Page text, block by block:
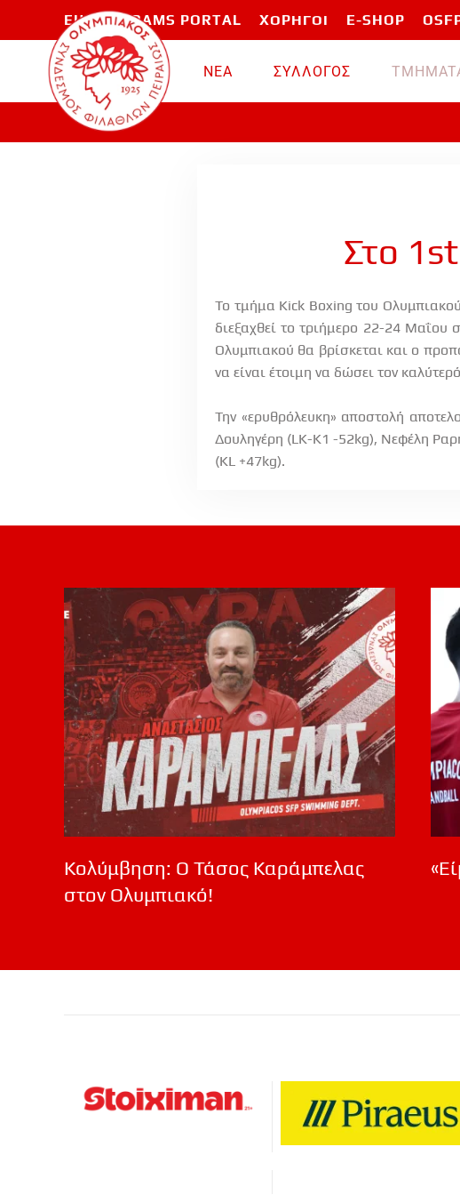
Skip to main content
EU PROGRAMS PORTAL ΧΟΡΗΓΟΙ E-SHOP
ΝΕΑ ΣΥΛΛΟΓΟΣ
Στο
Το τμήμα Kick Boxing του
διεξαχθεί το τριήμερο 22-24 Μαΐου
Ολυμπιακού θα βρίσκεται και ο
να είναι έτοιμη να δώσει τον
Την «ερυθρόλευκη» αποστολή
Δουληγέρη (LK-K1 -52kg), Νεφέλη
(KL +47kg).
Κολύμβηση: Ο Τάσος Καράμπελας
στον Ολυμπιακό!